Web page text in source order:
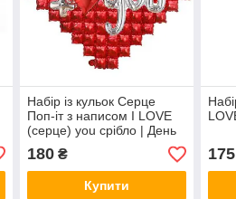
Набір із кульок Серце
Поп-іт з написом I LOVE
(серце) you срібло | День
святого Валентина
180₴
Купити
175